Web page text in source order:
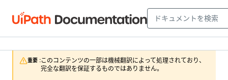
重要 :このコンテンツの一部は機械翻訳によって処理されており、
完全な翻訳を保証するものではありません。